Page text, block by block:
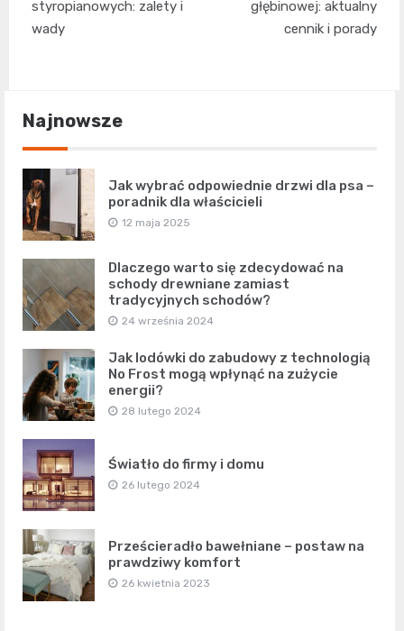
wpisu
styropianowych: zalety i
wady
głębinowej: aktualny
cennik i porady
Najnowsze
Jak wybrać odpowiednie drzwi dla psa –
poradnik dla właścicieli
12 maja 2025
Dlaczego warto się zdecydować na
schody drewniane zamiast
tradycyjnych schodów?
24 września 2024
Jak lodówki do zabudowy z technologią
No Frost mogą wpłynąć na zużycie
energii?
28 lutego 2024
Światło do firmy i domu
26 lutego 2024
Prześcieradło bawełniane – postaw na
prawdziwy komfort
26 kwietnia 2023